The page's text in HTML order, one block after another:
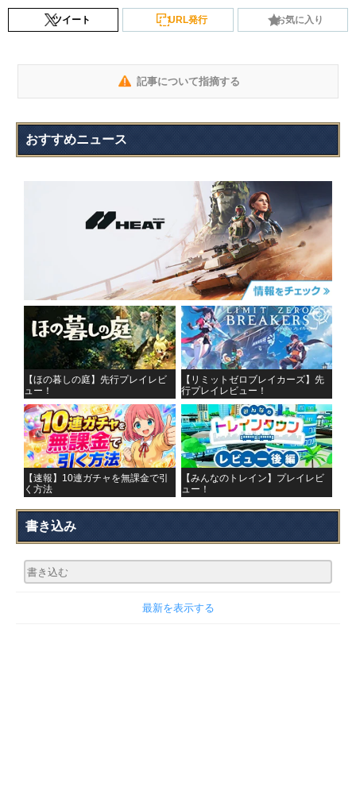
ツイート URL発行 お気に入り
記事について指摘する
おすすめニュース
【ほの暮しの庭】先行プレイレビ
ュー！
【リミットゼロブレイカーズ】先
行プレイレビュー！
【速報】10連ガチャを無課金で引
く方法
【みんなのトレイン】プレイレビ
ュー！
書き込み
最新を表示する